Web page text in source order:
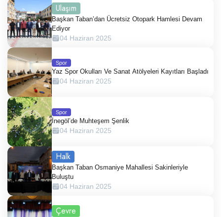
Ulaşım
Başkan Taban’dan Ücretsiz Otopark Hamlesi Devam
Ediyor
04 Haziran 2025
Spor
Yaz Spor Okulları Ve Sanat Atölyeleri Kayıtları Başladı
04 Haziran 2025
Spor
İnegöl’de Muhteşem Şenlik
04 Haziran 2025
Halk
Başkan Taban Osmaniye Mahallesi Sakinleriyle
Buluştu
04 Haziran 2025
Çevre